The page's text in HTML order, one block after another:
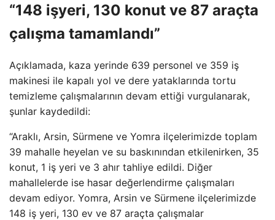
“148 işyeri, 130 konut ve 87 araçta
çalışma tamamlandı”
Açıklamada, kaza yerinde 639 personel ve 359 iş
makinesi ile kapalı yol ve dere yataklarında tortu
temizleme çalışmalarının devam ettiği vurgulanarak,
şunlar kaydedildi:
“Araklı, Arsin, Sürmene ve Yomra ilçelerimizde toplam
39 mahalle heyelan ve su baskınından etkilenirken, 35
konut, 1 iş yeri ve 3 ahır tahliye edildi. Diğer
mahallelerde ise hasar değerlendirme çalışmaları
devam ediyor. Yomra, Arsin ve Sürmene ilçelerimizde
148 iş yeri, 130 ev ve 87 araçta çalışmalar